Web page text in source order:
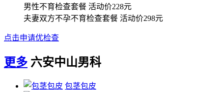
男性不育检查套餐 活动价228元
夫妻双方不孕不育检查套餐 活动价298元
点击申请优检查
更多 六安中山男科
包茎包皮